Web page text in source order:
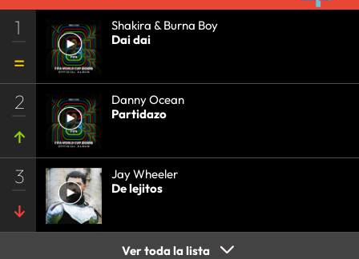
1
Shakira & Burna Boy
Dai dai
2
Danny Ocean
Partidazo
3
Jay Wheeler
De lejitos
Ver toda la lista